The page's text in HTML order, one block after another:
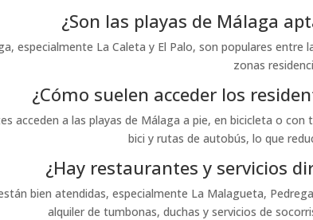
¿Son las playas de Málaga
especialmente La Caleta y El Palo, son populares
zonas
¿Cómo suelen acceder los
acceden a las playas de Málaga a pie, en bicicleta o
bici y rutas de autobús, lo que
¿Hay restaurantes y servicios
bien atendidas, especialmente La Malagueta,
alquiler de tumbonas, duchas y servicios de